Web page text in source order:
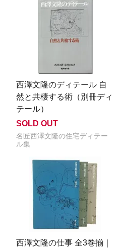
西澤文隆のディテール 自
然と共棲する術（別冊ディ
テール）
SOLD OUT
名匠西澤文隆の住宅ディテー
ル集
西澤文隆の仕事 全3巻揃｜